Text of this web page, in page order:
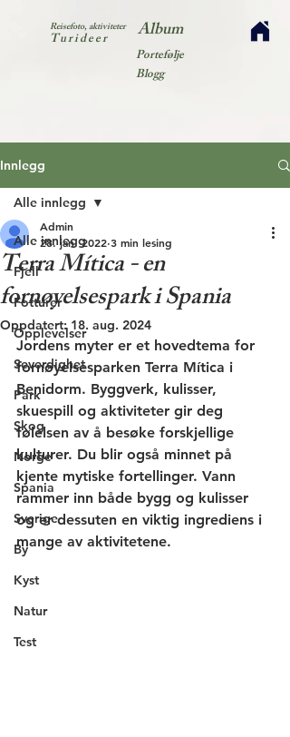
Reisefoto, aktiviteter
Turideer Album
Portefølje
Blogg
Innlegg
Alle innlegg
Fjell
Fotturer
Opplevelser
Severdighet
Park
Skog
Norge
Spania
Sverige
By
Kyst
Natur
Test
Alle innlegg
Terra Mítica - en
fornøyelsespark i Spania
Admin
28. jan. 2022 3 min lesing
Oppdatert: 18. aug. 2024
Jordens myter er et hovedtema for
fornøyelsesparken Terra Mítica i
Benidorm. Byggverk, kulisser,
skuespill og aktiviteter gir deg
følelsen av å besøke forskjellige
kulturer. Du blir også minnet på
kjente mytiske fortellinger. Vann
rammer inn både bygg og kulisser
og er dessuten en viktig ingrediens i
mange av aktivitetene.